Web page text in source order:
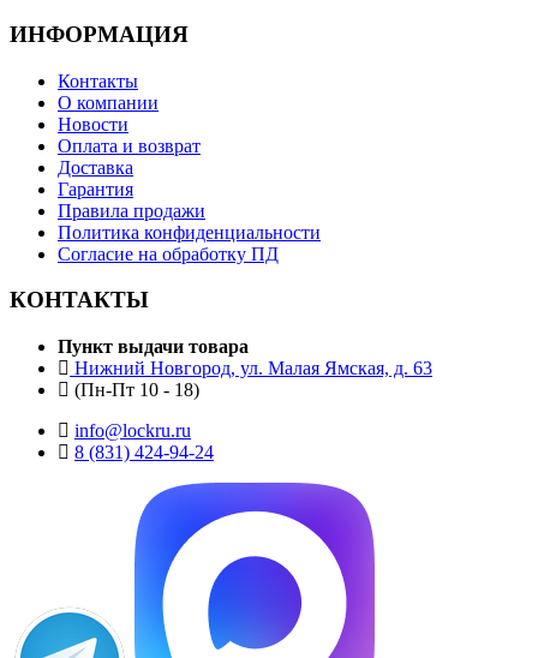
ИНФОРМАЦИЯ
Контакты
О компании
Новости
Оплата и возврат
Доставка
Гарантия
Правила продажи
Политика конфиденциальности
Согласие на обработку ПД
КОНТАКТЫ
Пункт выдачи товара
Нижний Новгород, ул. Малая Ямская, д. 63
(Пн-Пт 10 - 18)
info@lockru.ru
8 (831) 424-94-24